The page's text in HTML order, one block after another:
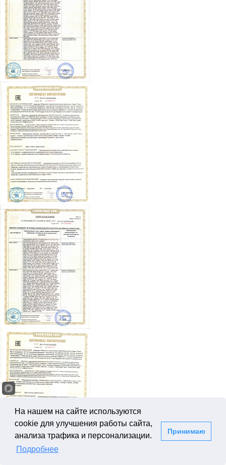
На нашем на сайте используются
cookie для улучшения работы сайта,
анализа трафика и персонализации.
Подробнее
Принимаю